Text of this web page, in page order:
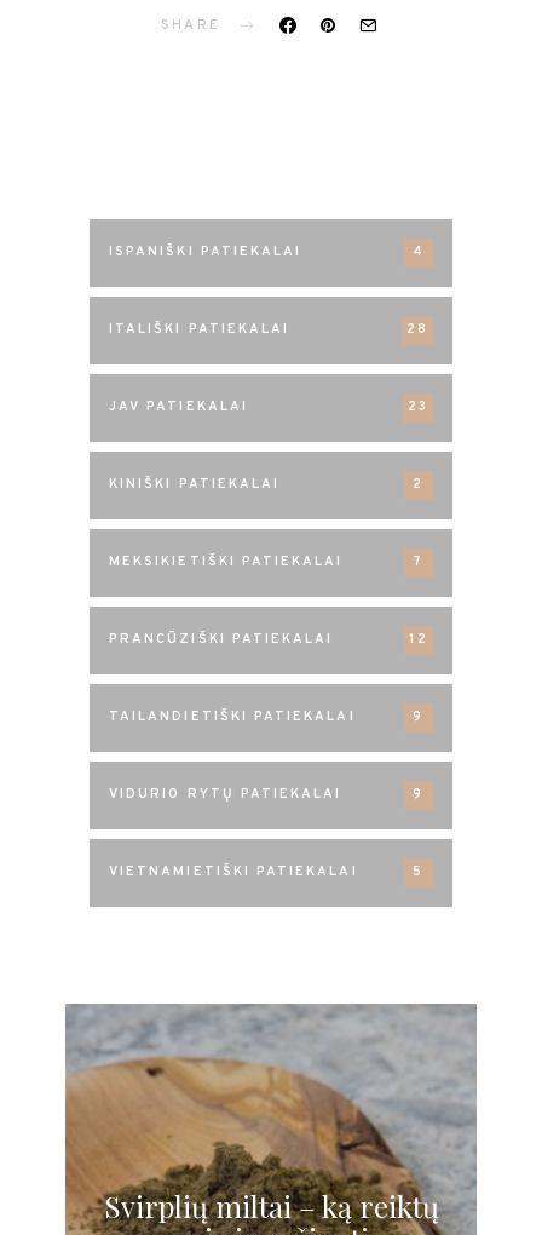
SHARE
ISPANIŠKI PATIEKALAI 4
ITALIŠKI PATIEKALAI 28
JAV PATIEKALAI 23
KINIŠKI PATIEKALAI 2
MEKSIKIETIŠKI PATIEKALAI 7
PRANCŪZIŠKI PATIEKALAI 12
TAILANDIETIŠKI PATIEKALAI 9
VIDURIO RYTŲ PATIEKALAI 9
VIETNAMIETIŠKI PATIEKALAI 5
Svirplių miltai – ką reiktų